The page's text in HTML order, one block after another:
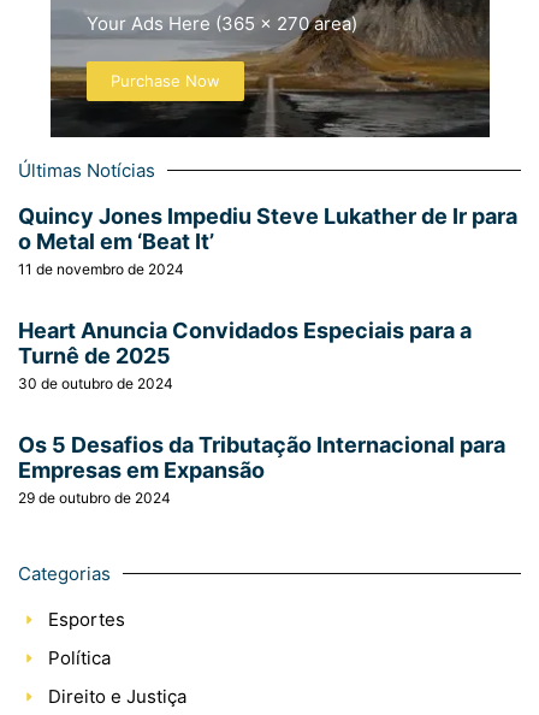
Your Ads Here (365 x 270 area)
Purchase Now
Últimas Notícias
Quincy Jones Impediu Steve Lukather de Ir para
o Metal em ‘Beat It’
11 de novembro de 2024
Heart Anuncia Convidados Especiais para a
Turnê de 2025
30 de outubro de 2024
Os 5 Desafios da Tributação Internacional para
Empresas em Expansão
29 de outubro de 2024
Categorias
Esportes
Política
Direito e Justiça